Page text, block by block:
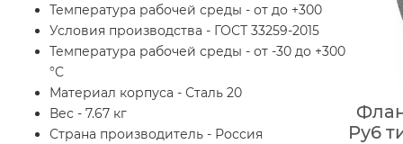
Температура рабочей среды - от до +300
Условия производства - ГОСТ 33259-2015
Температура рабочей среды - от -30 до +300
°C
Материал корпуса - Сталь 20
Вес - 7.67 кг
Страна производитель - Россия
Ру6